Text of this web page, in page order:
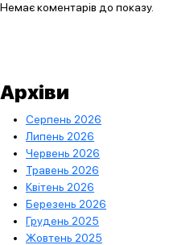
Немає коментарів до показу.
Архіви
Серпень 2026
Липень 2026
Червень 2026
Травень 2026
Квітень 2026
Березень 2026
Грудень 2025
Жовтень 2025